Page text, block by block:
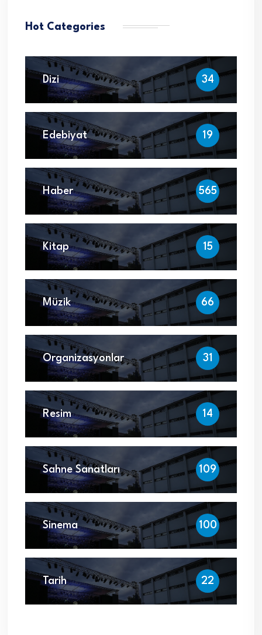
Hot Categories
Dizi 34
Edebiyat 19
Haber 565
Kitap 15
Müzik 66
Organizasyonlar 31
Resim 14
Sahne Sanatları 109
Sinema 100
Tarih 22